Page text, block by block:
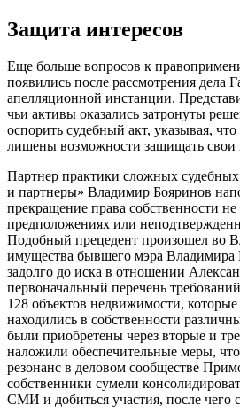
Защита интересов
Еще больше вопросов к
появились после рассмотрения дела
апелляционной инстанции.
чьи активы оказались затронуты
оспорить судебный акт, указывая,
лишены возможности защищать свои
Партнер практики сложных
и партнеры» Владимир Бояринов
прекращение права собственности
предположениях или
Подобный прецедент произошел во
имущества бывшего мэра Владимира
задолго до иска в отношении
первоначальный перечень
128 объектов недвижимости,
находились в собственности
были приобретены через вторые и
наложили обеспечительные меры,
резонанс в деловом сообществе
собственники сумели
СМИ и добиться участия, после чего